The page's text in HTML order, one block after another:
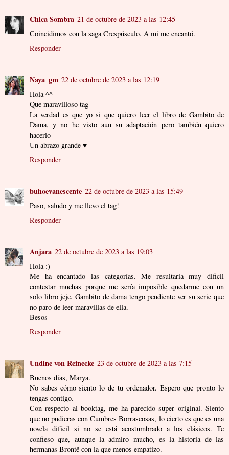
Chica Sombra 21 de octubre de 2023 a las 12:45
Coincidimos con la saga Crespúsculo. A mí me encantó.
Responder
Naya_gm 22 de octubre de 2023 a las 12:19
Hola ^^
Que maravilloso tag
La verdad es que yo si que quiero leer el libro de Gambito de
Dama, y no he visto aun su adaptación pero también quiero
hacerlo
Un abrazo grande ♥
Responder
buhoevanescente 22 de octubre de 2023 a las 15:49
Paso, saludo y me llevo el tag!
Responder
Anjara 22 de octubre de 2023 a las 19:03
Hola :)
Me ha encantado las categorías. Me resultaría muy dificil
contestar muchas porque me sería imposible quedarme con un
solo libro jeje. Gambito de dama tengo pendiente ver su serie que
no paro de leer maravillas de ella.
Besos
Responder
Undine von Reinecke 23 de octubre de 2023 a las 7:15
Buenos días, Marya.
No sabes cómo siento lo de tu ordenador. Espero que pronto lo
tengas contigo.
Con respecto al booktag, me ha parecido super original. Siento
que no pudieras con Cumbres Borrascosas, lo cierto es que es una
novela difícil si no se está acostumbrado a los clásicos. Te
confieso que, aunque la admiro mucho, es la historia de las
hermanas Brontë con la que menos empatizo.